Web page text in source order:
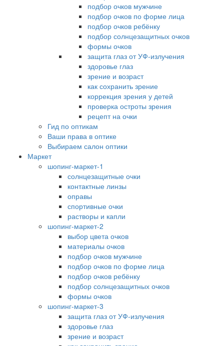
подбор очков мужчине
подбор очков по форме лица
подбор очков ребёнку
подбор солнцезащитных очков
формы очков
защита глаз от УФ-излучения
здоровье глаз
зрение и возраст
как сохранить зрение
коррекция зрения у детей
проверка остроты зрения
рецепт на очки
Гид по оптикам
Ваши права в оптике
Выбираем салон оптики
Маркет
шопинг-маркет-1
солнцезащитные очки
контактные линзы
оправы
спортивные очки
растворы и капли
шопинг-маркет-2
выбор цвета очков
материалы очков
подбор очков мужчине
подбор очков по форме лица
подбор очков ребёнку
подбор солнцезащитных очков
формы очков
шопинг-маркет-3
защита глаз от УФ-излучения
здоровье глаз
зрение и возраст